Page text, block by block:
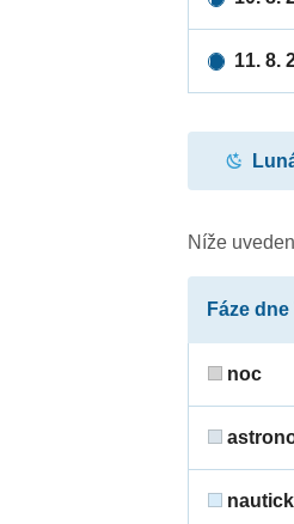
11. 8.
Níže
Fáze dne
noc